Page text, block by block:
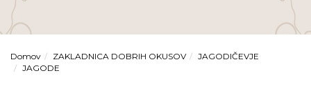
Domov ZAKLADNICA DOBRIH OKUSOV
JAGODIČEVJE
JAGODE